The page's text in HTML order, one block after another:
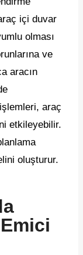
içi duvar
olması
ve
aracın
araç
etkileyebilir.
oluşturur.